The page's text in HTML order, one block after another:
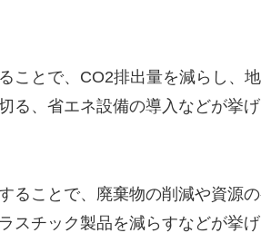
ことで、CO2排出量を減らし、
る、省エネ設備の導入などが挙げ
ることで、廃棄物の削減や資源
スチック製品を減らすなどが挙げ